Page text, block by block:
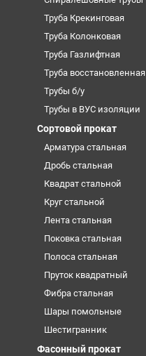
Труба Крекинговая
Труба Колонковая
Труба Газлифтная
Труба восстановленная
Трубы б/у
Трубы в ВУС изоляции
Сортовой прокат
Арматура стальная
Дробь стальная
Квадрат стальной
Круг стальной
Лента стальная
Поковка стальная
Полоса стальная
Пруток квадратный
Фибра стальная
Шары помольные
Шестигранник
Фасонный прокат